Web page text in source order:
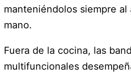
manteniéndolos siempre al
mano.
Fuera de la cocina, las
multifuncionales